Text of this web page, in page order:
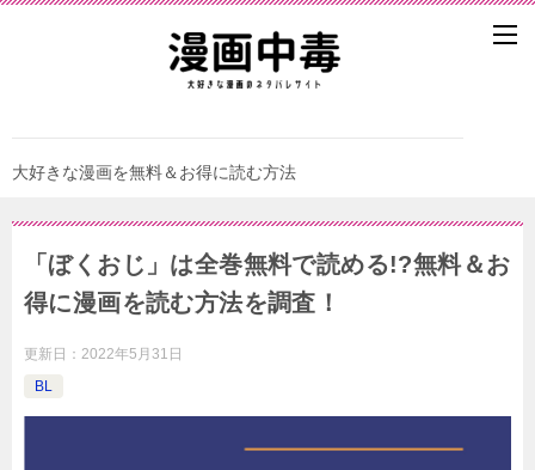
大好きな漫画を無料＆お得に読む方法
「ぼくおじ」は全巻無料で読める!?無料＆お
得に漫画を読む⽅法を調査！
更新日： 2022年5月31日
BL